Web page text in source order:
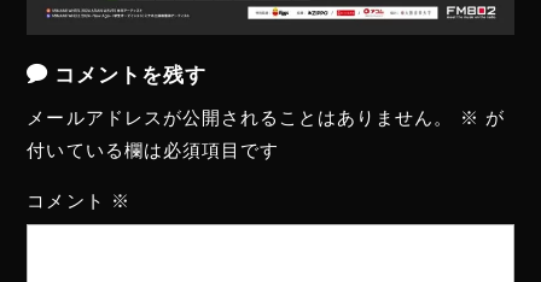
コメントを残す
メールアドレスが公開されることはありません。 ※ が
付いている欄は必須項目です
コメント ※